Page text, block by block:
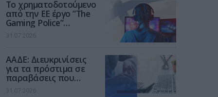
Το χρηματοδοτούμενο
από την ΕΕ έργο “The
Gaming Police”
ενισχύει την ασφάλεια
των παιδιών στο
31.07.2026
ΑΑΔΕ: Διευκρινίσεις
για τα πρόστιμα σε
παραβάσεις που
αφορούν τους ΦΗΜ
31.07.2026